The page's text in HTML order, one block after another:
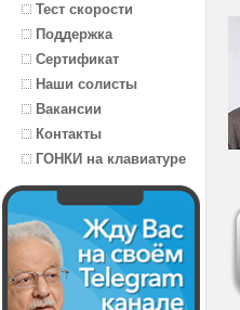
Тест скорости
Поддержка
Сертификат
Наши солисты
Вакансии
Контакты
ГОНКИ на клавиатуре